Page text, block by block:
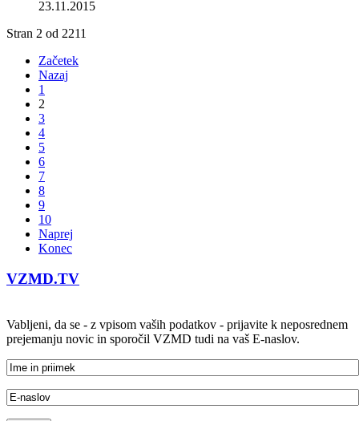
23.11.2015
Stran 2 od 2211
Začetek
Nazaj
1
2
3
4
5
6
7
8
9
10
Naprej
Konec
VZMD.TV
Vabljeni, da se - z vpisom vaših podatkov - prijavite k neposrednem
prejemanju novic in sporočil VZMD tudi na vaš E-naslov.